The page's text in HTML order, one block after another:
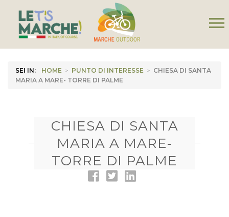
menu
SEI IN: HOME > PUNTO DI INTERESSE > CHIESA DI SANTA
MARIA A MARE- TORRE DI PALME
CHIESA DI SANTA
MARIA A MARE-
TORRE DI PALME